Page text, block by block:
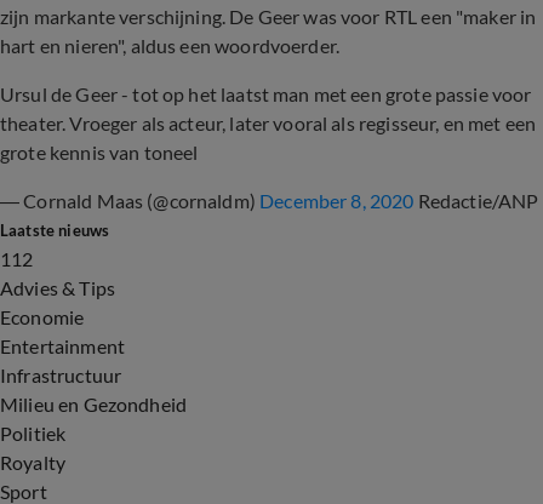
zijn markante verschijning. De Geer was voor RTL een "maker in
hart en nieren", aldus een woordvoerder.
Ursul de Geer - tot op het laatst man met een grote passie voor
theater. Vroeger als acteur, later vooral als regisseur, en met een
grote kennis van toneel
— Cornald Maas (@cornaldm) December 8, 2020 Redactie/ANP
Laatste nieuws
112
Advies & Tips
Economie
Entertainment
Infrastructuur
Milieu en Gezondheid
Politiek
Royalty
Sport